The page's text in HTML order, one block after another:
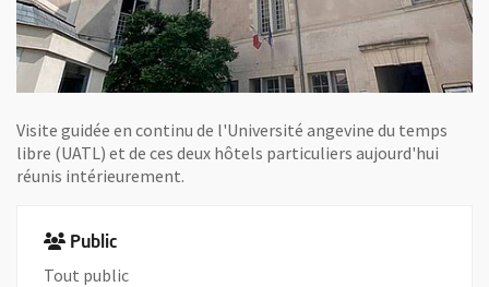
Visite guidée en continu de l'Université angevine du temps
libre (UATL) et de ces deux hôtels particuliers aujourd'hui
réunis intérieurement.
Public
Tout public